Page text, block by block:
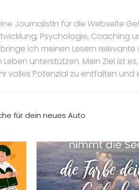
Journalistin für die Webseite
Psychologie, Coaching
ich meinen Lesern
unterstützen. Mein Ziel ist
volles Potenzial zu entfalten
für dein neues Auto